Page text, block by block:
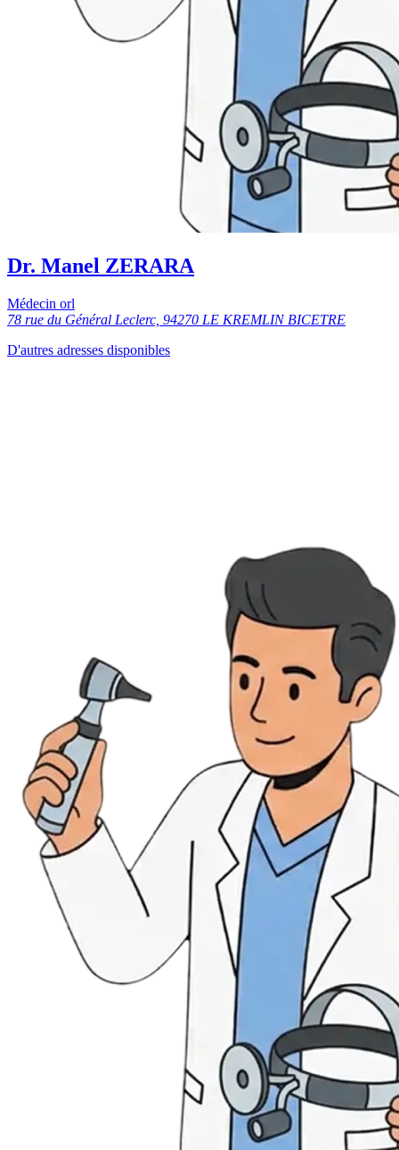
Dr. Manel ZERARA
Médecin orl
78 rue du Général Leclerc, 94270 LE KREMLIN BICETRE
D'autres adresses disponibles